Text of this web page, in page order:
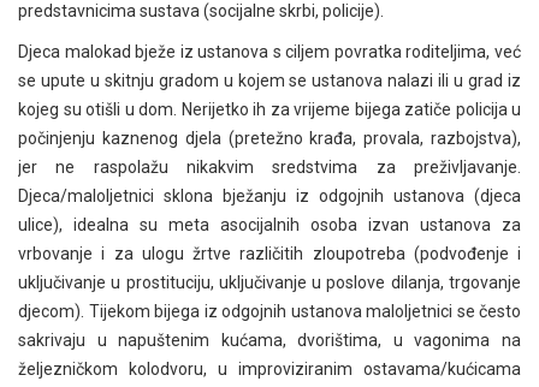
predstavnicima sustava (socijalne skrbi, policije).
Djeca malokad bježe iz ustanova s ciljem povratka roditeljima, već
se upute u skitnju gradom u kojem se ustanova nalazi ili u grad iz
kojeg su otišli u dom. Nerijetko ih za vrijeme bijega zatiče policija u
počinjenju kaznenog djela (pretežno krađa, provala, razbojstva),
jer ne raspolažu nikakvim sredstvima za preživljavanje.
Djeca/maloljetnici sklona bježanju iz odgojnih ustanova (djeca
ulice), idealna su meta asocijalnih osoba izvan ustanova za
vrbovanje i za ulogu žrtve različitih zloupotreba (podvođenje i
uključivanje u prostituciju, uključivanje u poslove dilanja, trgovanje
djecom). Tijekom bijega iz odgojnih ustanova maloljetnici se često
sakrivaju u napuštenim kućama, dvorištima, u vagonima na
željezničkom kolodvoru, u improviziranim ostavama/kućicama